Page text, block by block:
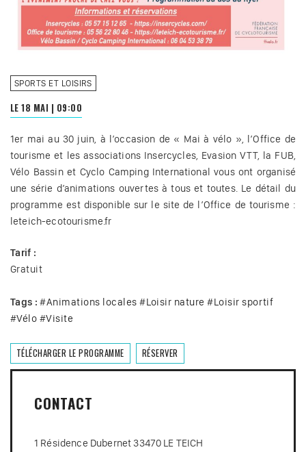
SPORTS ET LOISIRS
LE 18 MAI | 09:00
1er mai au 30 juin, à l’occasion de « Mai à vélo », l’Office de
tourisme et les associations Insercycles, Evasion VTT, la FUB,
Vélo Bassin et Cyclo Camping International vous ont organisé
une série d’animations ouvertes à tous et toutes. Le détail du
programme est disponible sur le site de l’Office de tourisme :
leteich-ecotourisme.fr
Tarif :
Gratuit
Tags : #Animations locales #Loisir nature #Loisir sportif
#Vélo #Visite
TÉLÉCHARGER LE PROGRAMME RÉSERVER
CONTACT
1 Résidence Dubernet 33470 LE TEICH